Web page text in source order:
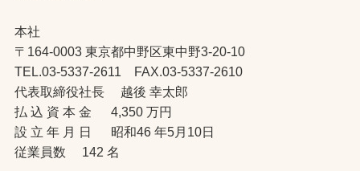
本社
〒164-0003 東京都中野区東中野3-20-10
TEL.03-5337-2611 FAX.03-5337-2610
代表取締役社長 越後 幸太郎
払 込 資 本 金 4,350 万円
設 立 年 月 日 昭和46 年5月10日
従業員数 142 名